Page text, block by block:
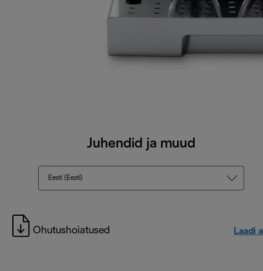
Juhendid ja muud
Eesti (Eesti)
Ohutushoiatused Laadi